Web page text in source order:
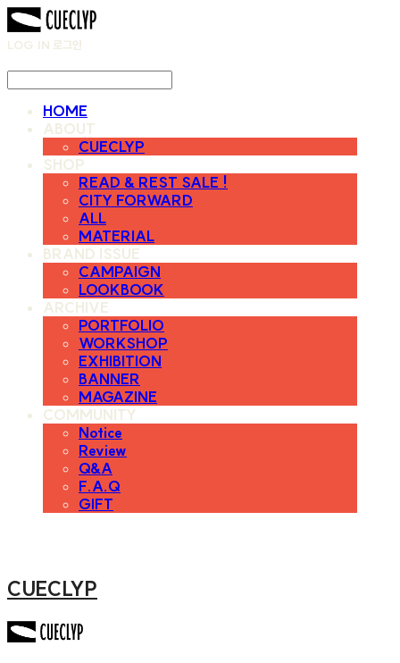
LOG IN 로그인
HOME
ABOUT
CUECLYP
SHOP
READ & REST SALE !
CITY FORWARD
ALL
MATERIAL
BRAND ISSUE
CAMPAIGN
LOOKBOOK
ARCHIVE
PORTFOLIO
WORKSHOP
EXHIBITION
BANNER
MAGAZINE
COMMUNITY
Notice
Review
Q&A
F.A.Q
GIFT
CUECLYP